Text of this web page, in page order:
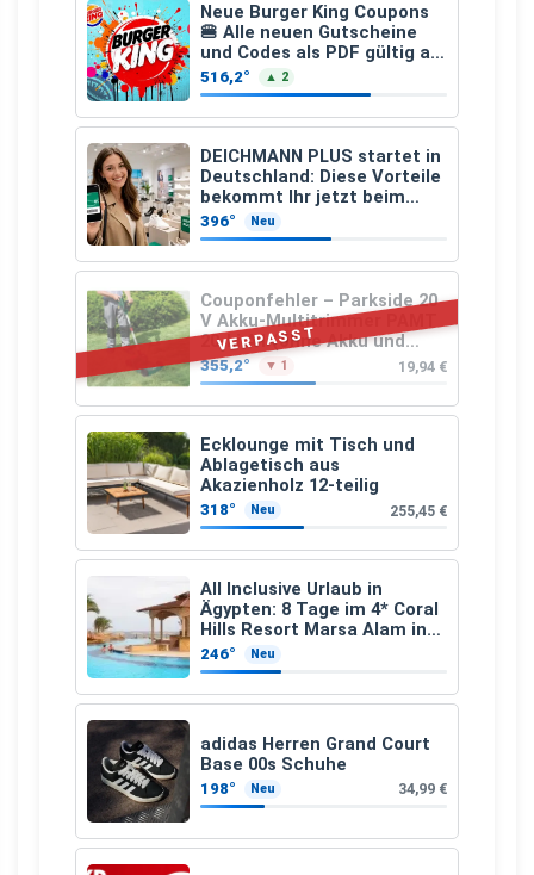
Neue Burger King Coupons
🍔 Alle neuen Gutscheine
und Codes als PDF gültig ab
25.07.2026 bis 04.09.2026
516,2° ▲ 2
DEICHMANN PLUS startet in
Deutschland: Diese Vorteile
bekommt Ihr jetzt beim
Schuhkauf
396° Neu
VERPASST
Couponfehler – Parkside 20
V Akku-Multitrimmer PAMT
20-Li A1 (ohne Akku und
Ladegerät)
355,2° ▼ 1 19,94 €
Ecklounge mit Tisch und
Ablagetisch aus
Akazienholz 12-teilig
318° Neu 255,45 €
All Inclusive Urlaub in
Ägypten: 8 Tage im 4* Coral
Hills Resort Marsa Alam inkl.
Flüge ab 299 € p.P.
246° Neu
adidas Herren Grand Court
Base 00s Schuhe
198° Neu 34,99 €